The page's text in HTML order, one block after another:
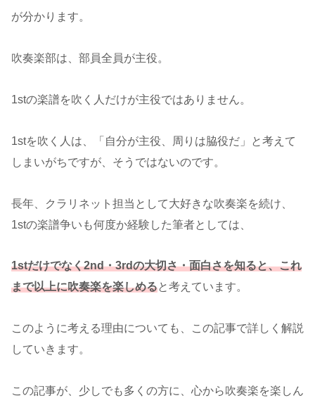
が分かります。
吹奏楽部は、部員全員が主役。
1stの楽譜を吹く人だけが主役ではありません。
1stを吹く人は、「自分が主役、周りは脇役だ」と考えて
しまいがちですが、そうではないのです。
長年、クラリネット担当として大好きな吹奏楽を続け、
1stの楽譜争いも何度か経験した筆者としては、
1stだけでなく2nd・3rdの大切さ・面白さを知ると、これ
まで以上に吹奏楽を楽しめると考えています。
このように考える理由についても、この記事で詳しく解説
していきます。
この記事が、少しでも多くの方に、心から吹奏楽を楽しん